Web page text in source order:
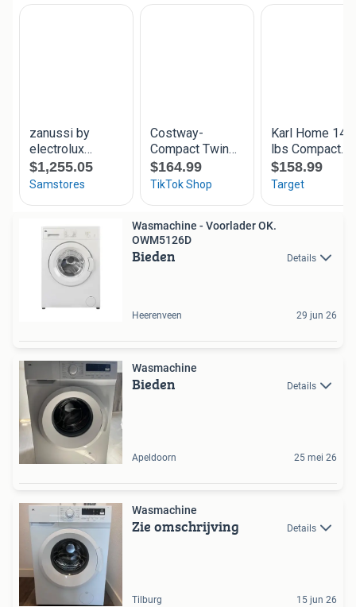
Wasmachine - Voorlader OK.
OWM5126D
Bieden Details
Heerenveen 29 jun 26
Wasmachine
Bieden Details
Apeldoorn 25 mei 26
Wasmachine
Zie omschrijving Details
Tilburg 15 jun 26